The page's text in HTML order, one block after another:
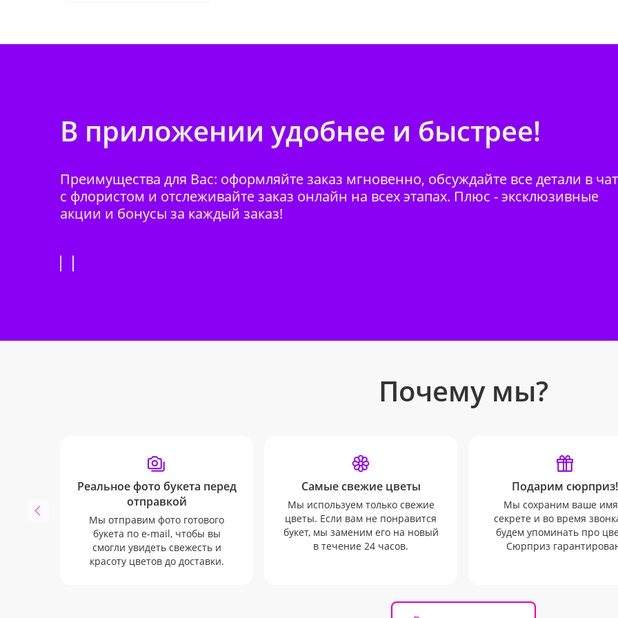
В приложении удобнее и быстрее!
Преимущества для Вас: оформляйте заказ мгновенно, обсуждайте все детали в
с флористом и отслеживайте заказ онлайн на всех этапах. Плюс - эксклюзивные
акции и бонусы за каждый заказ!
Почему мы?
Реальное фото букета перед
отправкой
Мы отправим фото готового
букета по e-mail, чтобы вы
смогли увидеть свежесть и
красоту цветов до доставки.
Самые свежие цветы
Мы используем только свежие
цветы. Если вам не понравится
букет, мы заменим его на новый
в течение 24 часов.
Подарим сюрприз!
Мы сохраним ваше
секрете и во время
будем упоминать про
Сюрприз